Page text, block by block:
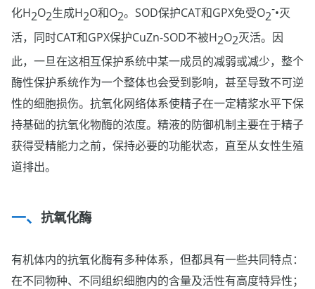
化H2O2生成H2O和O2。SOD保护CAT和GPX免受O2-•灭
活，同时CAT和GPX保护CuZn-SOD不被H2O2灭活。因
此，一旦在这相互保护系统中某一成员的减弱或减少，整个
酶性保护系统作为一个整体也会受到影响，甚至导致不可逆
性的细胞损伤。抗氧化网络体系使精子在一定精浆水平下保
持基础的抗氧化物酶的浓度。精液的防御机制主要在于精子
获得受精能力之前，保持必要的功能状态，直至从女性生殖
道排出。
抗氧化酶
有机体内的抗氧化酶有多种体系，但都具有一些共同特点：
在不同物种、不同组织细胞内的含量及活性有高度特异性；